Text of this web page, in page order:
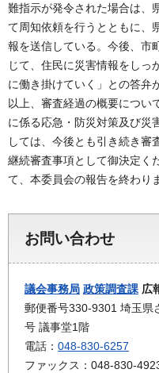
難指示が発令された場合は、
て周知依頼を行うとともに、
報を送信している。今後、市
じて、住民に災害情報をしっ
に働き掛けていく」との答弁
以上、審査経過の概要につい
に係る応急・防災対策及び災
しては、今後とも引き続き審
継続審査事項として御決定く
て、本委員会の報告を終わり
お問い合わせ
議会事務局 政策調査課 広
郵便番号330-9301 埼玉県
号 議事堂1階
電話： 048-830-6257
ファックス：048-830-